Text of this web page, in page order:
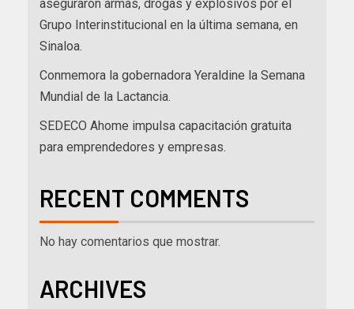
aseguraron armas, drogas y explosivos por el
Grupo Interinstitucional en la última semana, en
Sinaloa.
Conmemora la gobernadora Yeraldine la Semana
Mundial de la Lactancia.
SEDECO Ahome impulsa capacitación gratuita
para emprendedores y empresas.
RECENT COMMENTS
No hay comentarios que mostrar.
ARCHIVES